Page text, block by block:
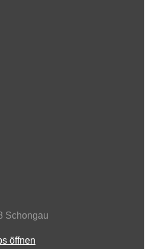
Schongau
öffnen